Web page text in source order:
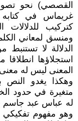
القصصي) نحو
غريماس في كتابه
كتركيب
ومنسق لمعاني
الدلالة لا
استجلاؤها
وهكذا يغدو
متغيرة في حدود
له عباس عبد جاسم
وهو مفهوم تفكيكي